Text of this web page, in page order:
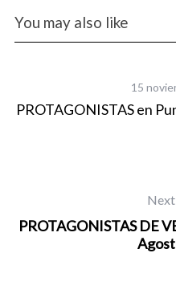
You may also like
15
PROTAGONISTAS en
PROTAGONISTAS DE